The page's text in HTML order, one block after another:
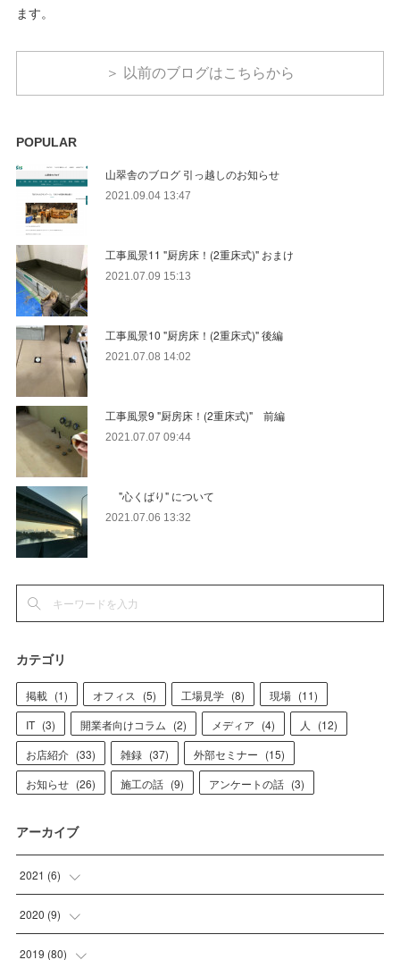
ます。
＞ 以前のブログはこちらから
POPULAR
山翠舎のブログ 引っ越しのお知らせ
2021.09.04 13:47
工事風景11 "厨房床！(2重床式)" おまけ
2021.07.09 15:13
工事風景10 "厨房床！(2重床式)" 後編
2021.07.08 14:02
工事風景9 "厨房床！(2重床式)" 前編
2021.07.07 09:44
"心くばり" について
2021.07.06 13:32
カテゴリ
掲載 (1) オフィス (5) 工場見学 (8) 現場 (11)
IT (3) 開業者向けコラム (2) メディア (4) 人 (12)
お店紹介 (33) 雑録 (37) 外部セミナー (15)
お知らせ (26) 施工の話 (9) アンケートの話 (3)
アーカイブ
2021 (6)
( )
(4
2020 (9)
(1
2019 (80)